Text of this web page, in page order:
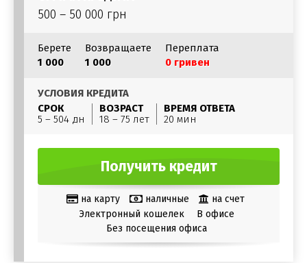
500 – 50 000 грн
Берете
1 000
Возвращаете
1 000
Переплата
0 гривен
УСЛОВИЯ КРЕДИТА
СРОК
5 – 504 дн
ВОЗРАСТ
18 – 75 лет
ВРЕМЯ ОТВЕТА
20 мин
Получить кредит
на карту наличные
на счет
Электронный кошелек
В офисе
Без посещения офиса